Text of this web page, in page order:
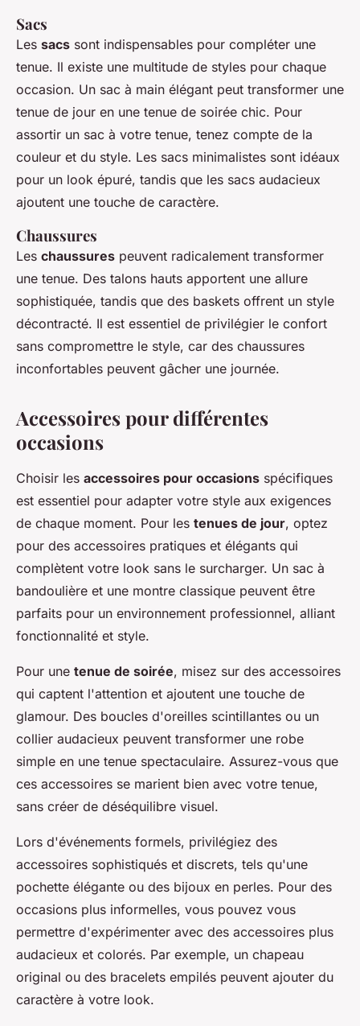
Sacs
Les sacs sont indispensables pour compléter une
tenue. Il existe une multitude de styles pour chaque
occasion. Un sac à main élégant peut transformer une
tenue de jour en une tenue de soirée chic. Pour
assortir un sac à votre tenue, tenez compte de la
couleur et du style. Les sacs minimalistes sont idéaux
pour un look épuré, tandis que les sacs audacieux
ajoutent une touche de caractère.
Chaussures
Les chaussures peuvent radicalement transformer
une tenue. Des talons hauts apportent une allure
sophistiquée, tandis que des baskets offrent un style
décontracté. Il est essentiel de privilégier le confort
sans compromettre le style, car des chaussures
inconfortables peuvent gâcher une journée.
Accessoires pour différentes
occasions
Choisir les accessoires pour occasions spécifiques
est essentiel pour adapter votre style aux exigences
de chaque moment. Pour les tenues de jour, optez
pour des accessoires pratiques et élégants qui
complètent votre look sans le surcharger. Un sac à
bandoulière et une montre classique peuvent être
parfaits pour un environnement professionnel, alliant
fonctionnalité et style.
Pour une tenue de soirée, misez sur des accessoires
qui captent l'attention et ajoutent une touche de
glamour. Des boucles d'oreilles scintillantes ou un
collier audacieux peuvent transformer une robe
simple en une tenue spectaculaire. Assurez-vous que
ces accessoires se marient bien avec votre tenue,
sans créer de déséquilibre visuel.
Lors d'événements formels, privilégiez des
accessoires sophistiqués et discrets, tels qu'une
pochette élégante ou des bijoux en perles. Pour des
occasions plus informelles, vous pouvez vous
permettre d'expérimenter avec des accessoires plus
audacieux et colorés. Par exemple, un chapeau
original ou des bracelets empilés peuvent ajouter du
caractère à votre look.